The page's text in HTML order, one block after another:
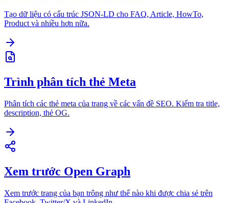
Tạo dữ liệu có cấu trúc JSON-LD cho FAQ, Article, HowTo,
Product và nhiều hơn nữa.
Trình phân tích thẻ Meta
Phân tích các thẻ meta của trang về các vấn đề SEO. Kiểm tra title,
description, thẻ OG.
Xem trước Open Graph
Xem trước trang của bạn trông như thế nào khi được chia sẻ trên